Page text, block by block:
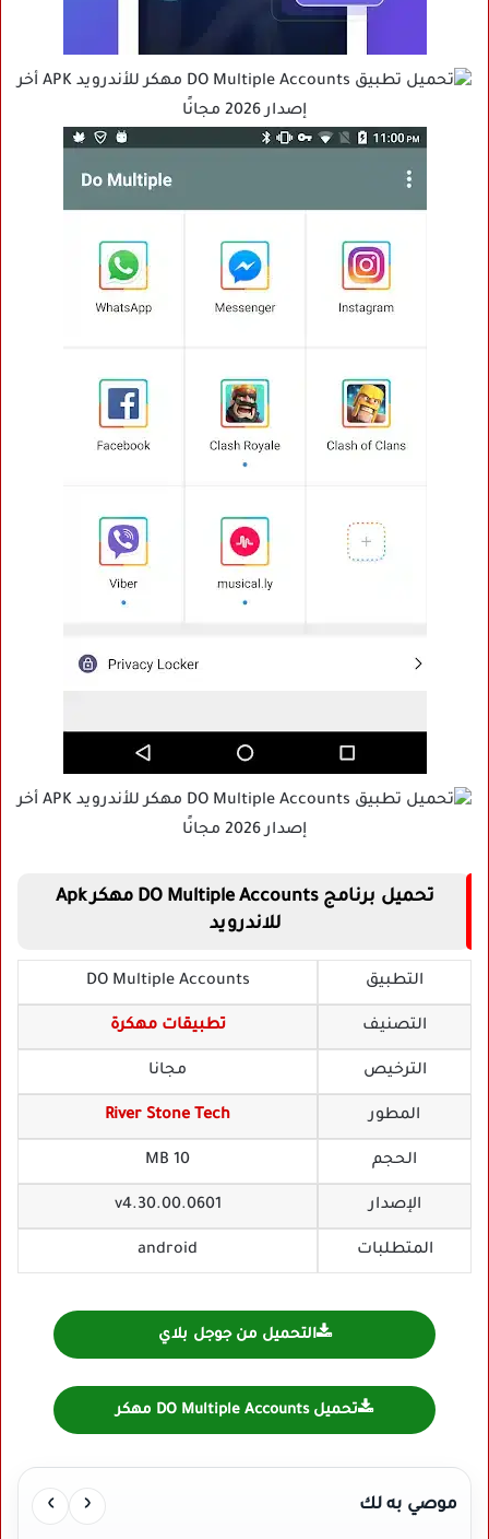
تحميل برنامج DO Multiple Accounts مهكر Apk
للاندرويد
التطبيق DO Multiple Accounts
التصنيف تطبيقات مهكرة
الترخيص مجانا
المطور River Stone Tech
الحجم 10 MB
الإصدار v4.30.00.0601
المتطلبات android
التحميل من جوجل بلاي
تحميل DO Multiple Accounts مهكر
موصي به لك ‹
›